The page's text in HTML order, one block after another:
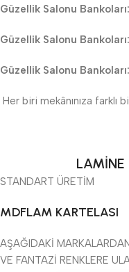
Güzellik Salonu
Güzellik Salonu
Güzellik Salonu
Her biri mekânınıza farklı
LAMİNE
STANDART ÜRETİM
MDFLAM KARTELASI
AŞAĞIDAKİ
VE FANTAZİ RENKLERE